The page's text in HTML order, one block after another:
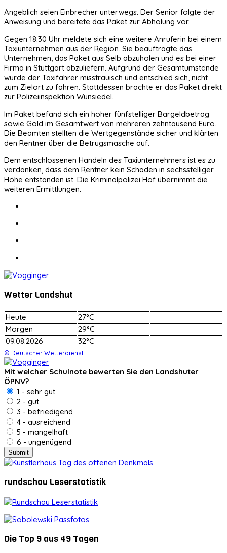
Angeblich seien Einbrecher unterwegs. Der Senior folgte der
Anweisung und bereitete das Paket zur Abholung vor.
Gegen 18.30 Uhr meldete sich eine weitere Anruferin bei einem
Taxiunternehmen aus der Region. Sie beauftragte das
Unternehmen, das Paket aus Selb abzuholen und es bei einer
Firma in Stuttgart abzuliefern. Aufgrund der Gesamtumstände
wurde der Taxifahrer misstrauisch und entschied sich, nicht
zum Zielort zu fahren. Stattdessen brachte er das Paket direkt
zur Polizeiinspektion Wunsiedel.
Im Paket befand sich ein hoher fünfstelliger Bargeldbetrag
sowie Gold im Gesamtwert von mehreren zehntausend Euro.
Die Beamten stellten die Wertgegenstände sicher und klärten
den Rentner über die Betrugsmasche auf.
Dem entschlossenen Handeln des Taxiunternehmers ist es zu
verdanken, dass dem Rentner kein Schaden in sechsstelliger
Höhe entstanden ist. Die Kriminalpolizei Hof übernimmt die
weiteren Ermittlungen.
Wetter Landshut
Heute
27°C
Morgen
29°C
09.08.2026
32°C
© Deutscher Wetterdienst
Mit welcher Schulnote bewerten Sie den Landshuter
ÖPNV?
1 - sehr gut
2 - gut
3 - befriedigend
4 - ausreichend
5 - mangelhaft
6 - ungenügend
rundschau Leserstatistik
Die Top 9 aus 49 Tagen